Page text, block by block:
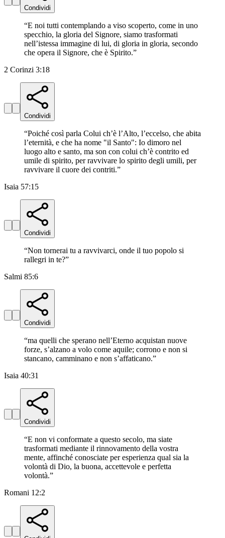
Condividi
“E noi tutti contemplando a viso scoperto, come in uno
specchio, la gloria del Signore, siamo trasformati
nell’istessa immagine di lui, di gloria in gloria, secondo
che opera il Signore, che è Spirito.”
2 Corinzi 3:18
Condividi
“Poiché così parla Colui ch’è l’Alto, l’eccelso, che abita
l’eternità, e che ha nome "il Santo": Io dimoro nel
luogo alto e santo, ma son con colui ch’è contrito ed
umile di spirito, per ravvivare lo spirito degli umili, per
ravvivare il cuore dei contriti.”
Isaia 57:15
Condividi
“Non tornerai tu a ravvivarci, onde il tuo popolo si
rallegri in te?”
Salmi 85:6
Condividi
“ma quelli che sperano nell’Eterno acquistan nuove
forze, s’alzano a volo come aquile; corrono e non si
stancano, camminano e non s’affaticano.”
Isaia 40:31
Condividi
“E non vi conformate a questo secolo, ma siate
trasformati mediante il rinnovamento della vostra
mente, affinché conosciate per esperienza qual sia la
volontà di Dio, la buona, accettevole e perfetta
volontà.”
Romani 12:2